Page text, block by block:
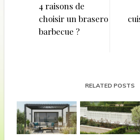
l’article
4 raisons de
choisir un brasero
barbecue ?
RELATED POSTS